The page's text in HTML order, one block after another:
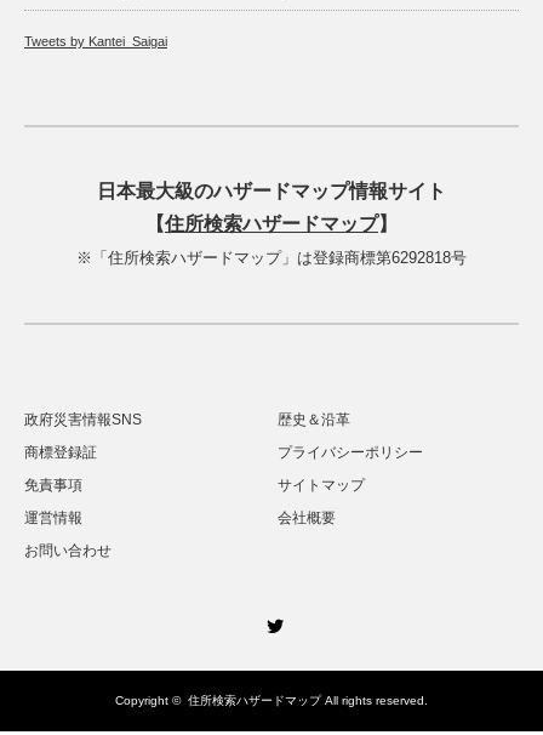
Tweets by Kantei_Saigai
日本最大級のハザードマップ情報サイト
【住所検索ハザードマップ】
※「住所検索ハザードマップ」は登録商標第6292818号
政府災害情報SNS
歴史＆沿革
商標登録証
プライバシーポリシー
免責事項
サイトマップ
運営情報
会社概要
お問い合わせ
Copyright © 住所検索ハザードマップAll rights reserved.